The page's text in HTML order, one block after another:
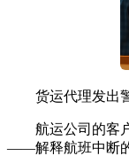
货运代理发出
航运公司的客
——解释航班中断